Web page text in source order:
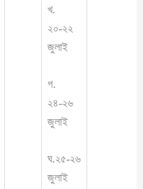
খ.
২০-২২
জুলাই
গ.
২৪-২৬
জুলাই
ঘ.২৫-২৬
জুলাই